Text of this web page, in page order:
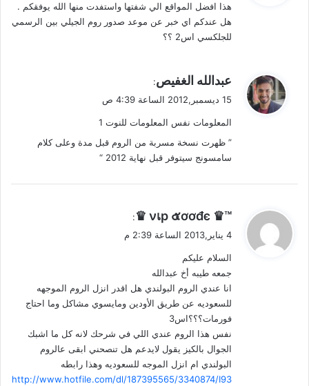
ل
هذا افضل المواقع الي شفتها واستفدت منها الله يوفقكم .
هل عندكم اي خبر عن موعد صدور روم الجيلي بين الرسمي
للجلكسي اس2 ؟؟
ي
ل
عبدالله الغفيص:
15 ديسمبر,2012 الساعة 4:39 ص
المعلومات نفس المعلومات للنوت 1
” ظهرت نسخة مسربة من الروم قبل مدة وعلى كلام
سامسونج سيتوفر قبل نهاية 2012 “
ي
ل
™♛ νเp ๕ơơđє ♛
:
4 يناير,2013 الساعة 2:39 م
السلام عليكم
جمعه طيبه أخ عبدالله
انا عندي الروم البولندي هل اقدر انزل الروم الموجهه
للسعوديه عن طريق الأودين ومايسوي مشاكل وما احتاج
فورمات؟؟؟اس3
نفس هذا الروم عندي اللي في شرحك لانه كل ما اشبك
الجوال بالكيز يقول لايدعم هل تنصحني ابقى عالروم
البولندي ام انزل الموجه للسعوديه وهذا رابطه
http://www.hotfile.com/dl/187395565/3340874/I93